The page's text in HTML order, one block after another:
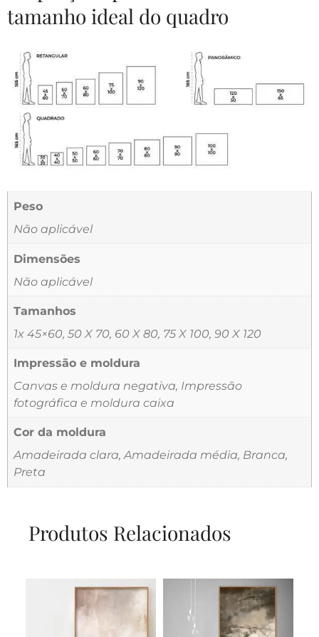
tamanho ideal do quadro
Peso
Não aplicável
Dimensões
Não aplicável
Tamanhos
1x 45×60, 50 X 70, 60 X 80, 75 X 100, 90 X 120
Impressão e moldura
Canvas e moldura negativa, Impressão
fotográfica e moldura caixa
Cor da moldura
Amadeirada clara, Amadeirada média, Branca,
Preta
Produtos Relacionados